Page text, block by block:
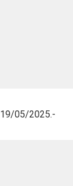
05/2025.-